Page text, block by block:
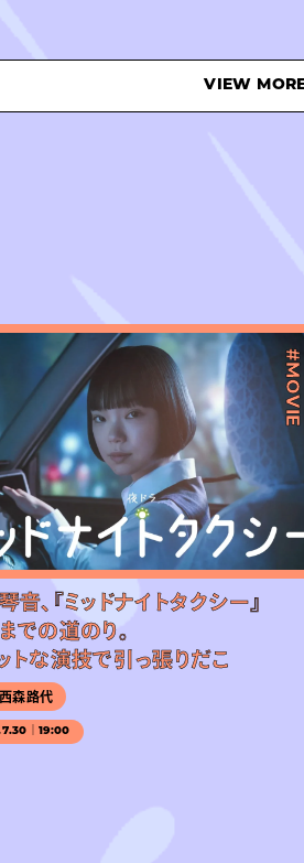
VIEW
#MOVIE
音、『ミッドナイトタクシー』
での道のり。
トな演技で引っ張りだこ
西森路代
｜19:00